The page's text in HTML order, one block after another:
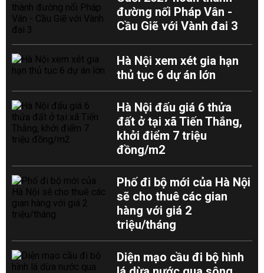
đường nối Pháp Vân -
Cầu Giẽ với Vành đai 3
Hà Nội xem xét gia hạn
thủ tục 6 dự án lớn
Hà Nội đấu giá 6 thửa
đất ở tại xã Tiến Thắng,
khởi điểm 7 triệu
đồng/m2
Phố đi bộ mới của Hà Nội
sẽ cho thuê các gian
hàng với giá 2
triệu/tháng
Diện mạo cầu đi bộ hình